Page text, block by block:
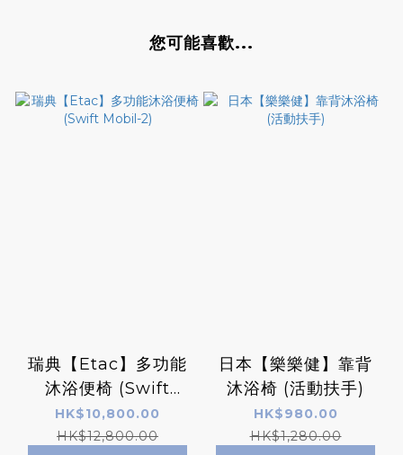
您可能喜歡...
瑞典【Etac】多功能
沐浴便椅 (Swift
Mobil-2)
HK$10,800.00
HK$12,800.00
日本【樂樂健】靠背
沐浴椅 (活動扶手)
HK$980.00
HK$1,280.00